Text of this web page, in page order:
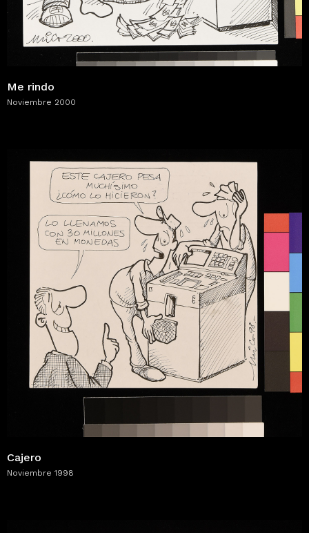
Me rindo
Noviembre 2000
Cajero
Noviembre 1998